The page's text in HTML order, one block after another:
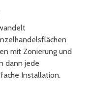
mit Zonierung und
dann jede
Installation.